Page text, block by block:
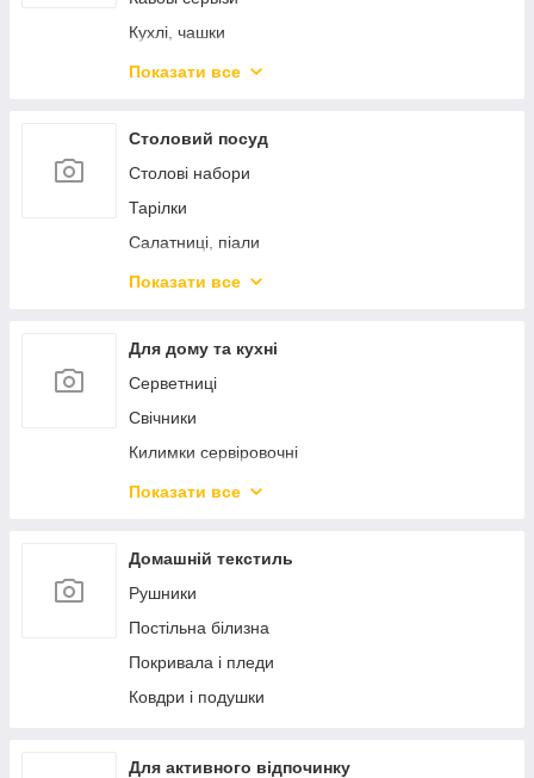
Підноси
Кондитерські інструменти
Барні аксесуари
Кухлі, чашки
Кухлі-заварники
Френч-преси
Показати все
Столовий посуд
Столові набори
Тарілки
Салатниці, піали
Блюда сервіровочні
Предмети сервіровки
Морозивниці, креманки
Маслянки, сирниці, лимонниці
Цукорниці
Спецівники
Ексклюзивний порцеляновий посуд
Ексклюзивна кераміка
Показати все
Для дому та кухні
Серветниці
Свічники
Килимки сервіровочні
Підставки під гаряче
Статуетки і фігурки
Фоторамки
Дозатори і мильниці
Аксесуари для ванної кімнати
Новорічний декор та прикраси
Попільнички
Показати все
Домашній текстиль
Рушники
Постільна білизна
Покривала і пледи
Ковдри і подушки
Для активного відпочинку